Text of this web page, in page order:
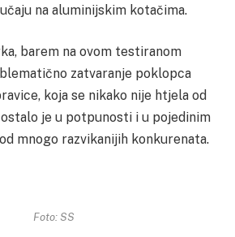
na aluminijskim kotačima.
barem na ovom testiranom
zatvaranje poklopca
koja se nikako nije htjela od
je u potpunosti i u pojedinim
mnogo razvikanijih konkurenata.
Foto: SS